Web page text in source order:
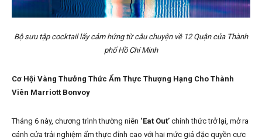
Bộ sưu tập cocktail lấy cảm hứng từ câu chuyện về 12 Quận của Thành
phố Hồ Chí Minh
Cơ Hội Vàng Thưởng Thức Ẩm Thực Thượng Hạng Cho Thành
Viên Marriott Bonvoy
Tháng 6 này, chương trình thường niên ‘Eat Out’ chính thức trở lại, mở ra
cánh cửa trải nghiệm ẩm thực đỉnh cao với hai mức giá đặc quyền cực